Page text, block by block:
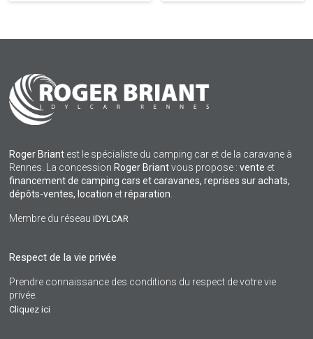
Roger Briant est le spécialiste du camping car et de la caravane à
Rennes. La concession Roger Briantvous propose : vente et
financement de camping cars et caravanes, reprises sur achats,
dépôts-ventes, location etréparation.
Membre du réseauIDYLCAR
Respect de la vie privée
Prendre connaissance des conditions du respect de votre vie
privée.
Cliquez ici